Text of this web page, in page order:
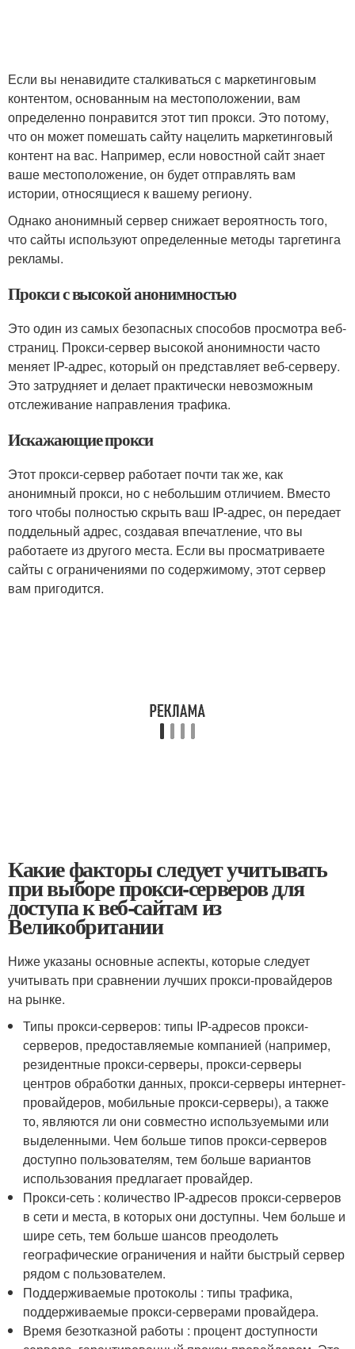
Если вы ненавидите сталкиваться с маркетинговым
контентом, основанным на местоположении, вам
определенно понравится этот тип прокси. Это потому,
что он может помешать сайту нацелить маркетинговый
контент на вас. Например, если новостной сайт знает
ваше местоположение, он будет отправлять вам
истории, относящиеся к вашему региону.
Однако анонимный сервер снижает вероятность того,
что сайты используют определенные методы таргетинга
рекламы.
Прокси с высокой анонимностью
Это один из самых безопасных способов просмотра веб-
страниц. Прокси-сервер высокой анонимности часто
меняет IP-адрес, который он представляет веб-серверу.
Это затрудняет и делает практически невозможным
отслеживание направления трафика.
Искажающие прокси
Этот прокси-сервер работает почти так же, как
анонимный прокси, но с небольшим отличием. Вместо
того чтобы полностью скрыть ваш IP-адрес, он передает
поддельный адрес, создавая впечатление, что вы
работаете из другого места. Если вы просматриваете
сайты с ограничениями по содержимому, этот сервер
вам пригодится.
Какие факторы следует учитывать
при выборе прокси-серверов для
доступа к веб-сайтам из
Великобритании
Ниже указаны основные аспекты, которые следует
учитывать при сравнении лучших прокси-провайдеров
на рынке.
Типы прокси-серверов: типы IP-адресов прокси-
серверов, предоставляемые компанией (например,
резидентные прокси-серверы, прокси-серверы
центров обработки данных, прокси-серверы интернет-
провайдеров, мобильные прокси-серверы), а также
то, являются ли они совместно используемыми или
выделенными. Чем больше типов прокси-серверов
доступно пользователям, тем больше вариантов
использования предлагает провайдер.
Прокси-сеть : количество IP-адресов прокси-серверов
в сети и места, в которых они доступны. Чем больше и
шире сеть, тем больше шансов преодолеть
географические ограничения и найти быстрый сервер
рядом с пользователем.
Поддерживаемые протоколы : типы трафика,
поддерживаемые прокси-серверами провайдера.
Время безотказной работы : процент доступности